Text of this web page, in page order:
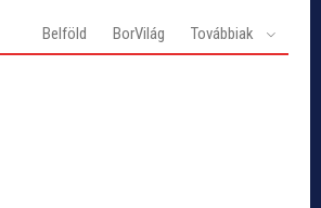
Belföld BorVilág Továbbiak